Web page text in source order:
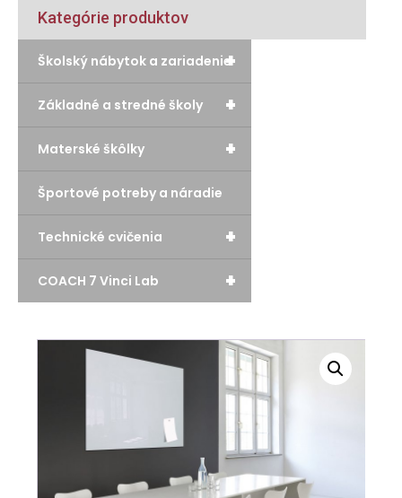
Kategórie produktov
+
Školský nábytok a zariadenie
+
Základné a stredné školy
+
Materské škôlky
Športové potreby a náradie
+
Technické cvičenia
+
COACH 7 Vinci Lab